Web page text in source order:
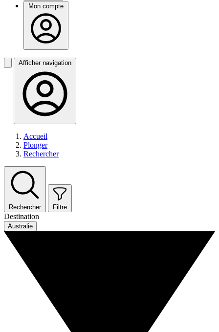
Mon compte
Afficher navigation
Accueil
Plonger
Rechercher
Rechercher Filtre
Destination
Australie